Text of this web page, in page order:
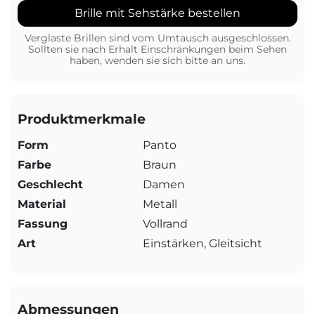
Brille mit Sehstärke bestellen
Verglaste Brillen sind vom Umtausch ausgeschlossen.
Sollten sie nach Erhalt Einschränkungen beim Sehen
haben, wenden sie sich bitte an uns.
Produktmerkmale
Form
Panto
Farbe
Braun
Geschlecht
Damen
Material
Metall
Fassung
Vollrand
Art
Einstärken, Gleitsicht
Abmessungen